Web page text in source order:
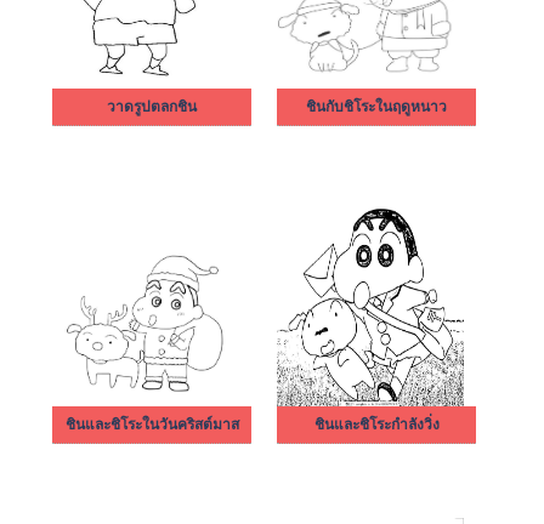
วาดรูปตลกชิน ชินกับชิโระในฤดูหนาว
ชินและชิโระในวันคริสต์มาส ชินและชิโระกำลังวิ่ง